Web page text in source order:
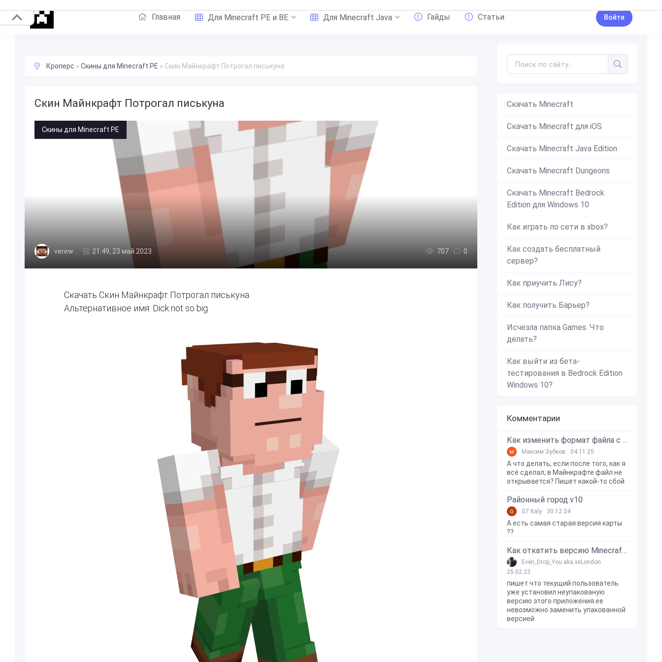
Главная Для Minecraft PE и BE Для Minecraft Java Гайды Статьи Войти
Кроперс » Скины для Minecraft PE » Скин Майнкрафт Потрогал писькуна
Скин Майнкрафт Потрогал писькуна
Скины для Minecraft PE
verew 21:49, 23 май 2023 707 0
Скачать Скин Майнкрафт Потрогал писькуна
Альтернативное имя: Dick not so big
Скачать Minecraft
Скачать Minecraft для iOS
Скачать Minecraft Java Edition
Скачать Minecraft Dungeons
Скачать Minecraft Bedrock
Edition для Windows 10
Как играть по сети в xbox?
Как создать бесплатный
сервер?
Как приучить Лису?
Как получить Барьер?
Исчезла папка Games. Что
делать?
Как выйти из бета-
тестирования в Bedrock Edition
Windows 10?
Комментарии
Как изменить формат файла с zip в mcworld?
Максим Зубков 04.11.25
А что делать, если после того, как я
всё сделал, в Майнкрафте файл не
открывается? Пишет какой-то сбой
Районный город v10
G7 Italy 30.12.24
А есть самая старая версия карты
??
Как откатить версию Minecraft Bedrock Edition на Windows 10?
Even_Drop_You aka xxLondon
25.02.23
пишет что текущий пользователь
уже установил неупакованую
версию этого приложения.ее
невозможно заменить упакованной
версией